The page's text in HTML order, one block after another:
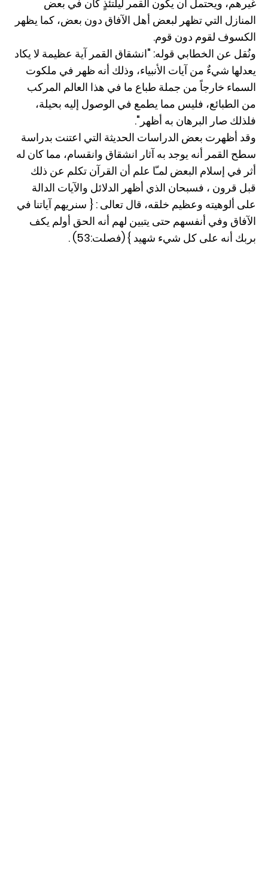
غيرهم، ويحتمل أن يكون القمر ليلتئذٍ كان في بعض
المنازل التي تظهر لبعض أهل الآفاق دون بعض، كما يظهر
الكسوف لقوم دون قوم.
ونُقل عن الخطابي قوله: "انشقاق القمر آية عظيمة لا يكاد
يعدلها شيءٌ من آيات الأنبياء، وذلك أنه ظهر في ملكوت
السماء خارجاً من جملة طباع ما في هذا العالم المركب
من الطبائع، فليس مما يطمع في الوصول إليه بحيلة،
فلذلك صار البرهان به أظهر".
وقد أظهرت بعض الدراسات الحديثة التي اعتنت بدراسة
سطح القمر أنه يوجد به آثار انشقاق وانقسام، مما كان له
أثر في إسلام البعض لمـّا علم أن القرآن تكلم عن ذلك
قبل قرون ، فسبحان الذي أظهر الدلائل والآيات الدالة
على ألوهيته وعظيم خلقه، قال تعالى : { سنريهم آياتنا في
الآفاق وفي أنفسهم حتى يتبين لهم أنه الحق أولم يكف
بربك أنه على كل شيء شهيد } (فصلت:53) .